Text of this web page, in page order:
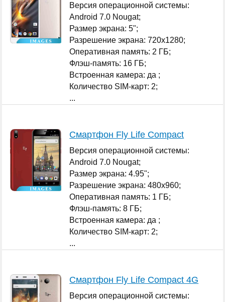
Версия операционной системы:
Android 7.0 Nougat;
Размер экрана: 5";
Разрешение экрана: 720x1280;
Оперативная память: 2 ГБ;
Флэш-память: 16 ГБ;
Встроенная камера: да ;
Количество SIM-карт: 2;
...
Смартфон Fly Life Compact
Версия операционной системы:
Android 7.0 Nougat;
Размер экрана: 4.95";
Разрешение экрана: 480x960;
Оперативная память: 1 ГБ;
Флэш-память: 8 ГБ;
Встроенная камера: да ;
Количество SIM-карт: 2;
...
Смартфон Fly Life Compact 4G
Версия операционной системы: